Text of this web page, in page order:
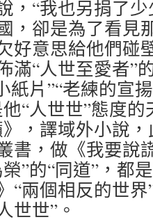
，“我也另捐了
，卻是為了看見
好意思給他們碰
滿“人世至愛者”
紙片”“老練的宣
“人世世”態度
，譯域外小說
書，做《我要說
”的“同道”，都
“兩個相反的世
世世”。